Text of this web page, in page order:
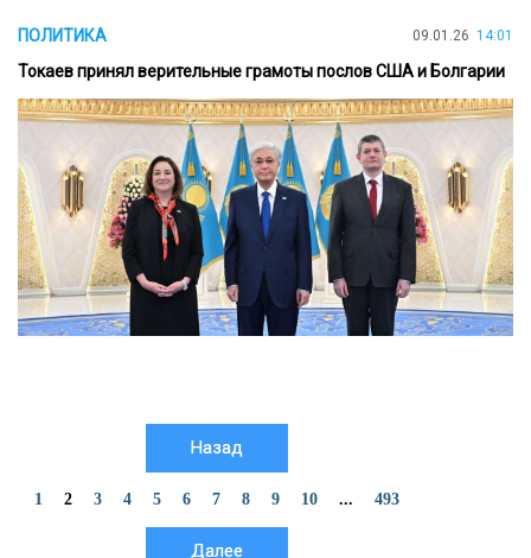
ПОЛИТИКА 09.01.26 14:01
Токаев принял верительные грамоты послов США и Болгарии
Назад
1 2 3 4 5 6 7 8 9 10 ... 493
Далее